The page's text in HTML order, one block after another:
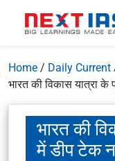
Home / Daily
भारत की विकास यात्रा
भारत की
में डीप टेक